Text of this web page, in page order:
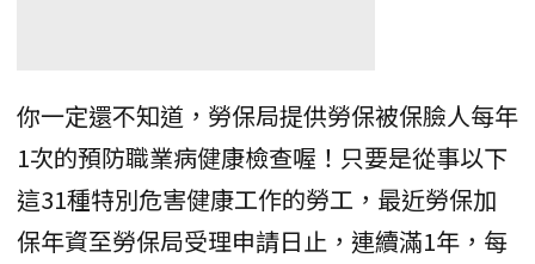
你一定還不知道，勞保局提供勞保被保臉人每年
1次的預防職業病健康檢查喔！只要是從事以下
這31種特別危害健康工作的勞工，最近勞保加
保年資至勞保局受理申請日止，連續滿1年，每